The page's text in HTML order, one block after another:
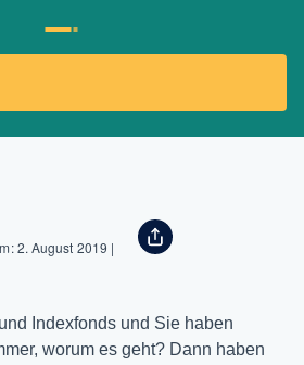
2. August 2019 |
Indexfonds und Sie haben
worum es geht? Dann haben